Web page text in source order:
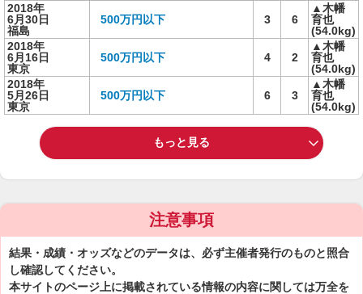
2018年
6月30日
福島
500万円以下 3 6
▲木幡
育也
(54.0kg)
2018年
6月16日
東京
500万円以下 4 2
▲木幡
育也
(54.0kg)
2018年
5月26日
東京
500万円以下 6 3
▲木幡
育也
(54.0kg)
もっと見る
注意事項
結果・成績・オッズなどのデータは、必ず主催者発行のものと照合
し確認してください。
本サイトのページ上に掲載されている情報の内容に関しては万全を